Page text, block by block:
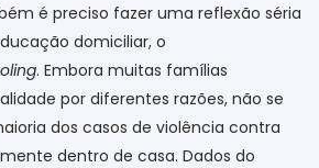
é preciso fazer uma reflexão séria
domiciliar, o
. Embora muitas famílias
por diferentes razões, não se
dos casos de violência contra
dentro de casa. Dados do